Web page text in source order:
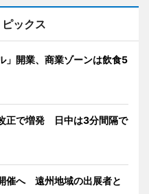
ックス
」開業、商業ゾーンは飲食5
正で増発 日中は3分間隔で
催へ 遠州地域の出展者と